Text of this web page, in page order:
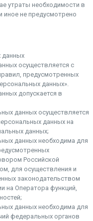
утраты необходимости в
иное не предусмотрено
данных
осуществляется с
предусмотренных
данных».
допускается в
данных осуществляется
данных на
данных;
данных необходима для
Российской
для осуществления и
законодательством
на Оператора функций,
данных необходима для
федеральных органов